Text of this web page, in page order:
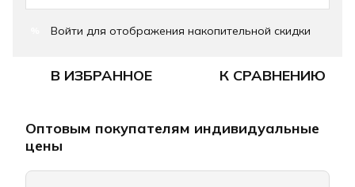
Войти для отображения накопительной скидки
В ИЗБРАННОЕ К СРАВНЕНИЮ
Оптовым покупателям индивидуальные
цены